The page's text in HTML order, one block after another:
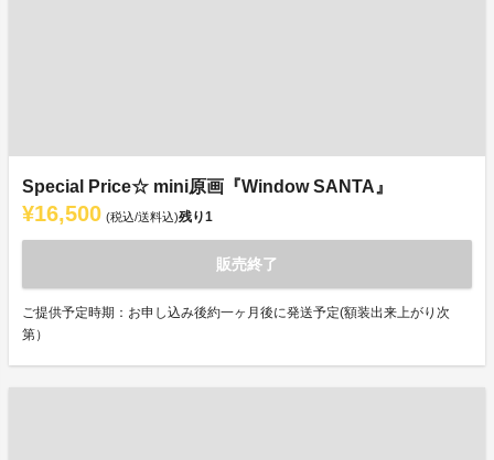
Special Price☆ mini原画『Window SANTA』
¥16,500 (税込/送料込)残り1
販売終了
ご提供予定時期：お申し込み後約一ヶ月後に発送予定(額装出来上がり次
第）